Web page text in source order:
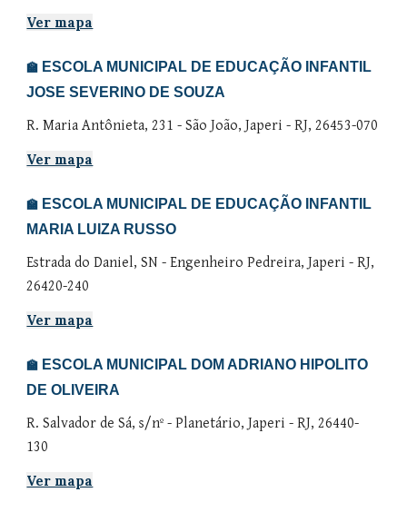
Ver mapa
🏫 ESCOLA MUNICIPAL DE EDUCAÇÃO INFANTIL
JOSE SEVERINO DE SOUZA
R. Maria Antônieta, 231 - São João, Japeri - RJ, 26453-070
Ver mapa
🏫 ESCOLA MUNICIPAL DE EDUCAÇÃO INFANTIL
MARIA LUIZA RUSSO
Estrada do Daniel,SN -Engenheiro Pedreira, Japeri - RJ,
26420-240
Ver mapa
🏫 ESCOLA MUNICIPAL DOM ADRIANO HIPOLITO
DE OLIVEIRA
R. Salvador de Sá, s/nº - Planetário, Japeri - RJ, 26440-
130
Ver mapa